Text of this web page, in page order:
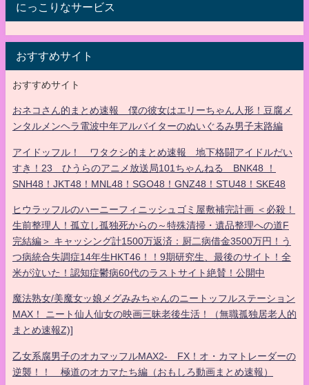
にっこりなサービス
おすすめサイト
おすすめサイト
おネコさん的まとめ速報 僕の彼女はエリーちゃん人形！豆腐メ
ンタルメンヘラ電波中年アルバイターのぬいぐるみ男子末路編
アイドッフル！ ワタクシ的まとめ速報 地下格闘アイドルだい
すき！23 ひうらのアニメ放送局101ちゃんねる BNK48 ！
SNH48！JKT48！MNL48！SGO48！GNZ48！STU48！SKE48
ヒウラッフルのハーニーフィニッシュゴミ屋敷補完計画 ＜必殺！
生前整理人！孤立し孤独死からの～特殊清掃・遺品整理への道F
完結編＞ キャッシング計1500万返済：厨二病借金3500万円！う
つ病統合失調症14年生HKT46！！9期研究生、最後のサイト！全
米が泣いた！認知症鬱病60代のラストサイト絶賛！公開中
魔法熟女/美魔女ッ娘メグみみちゃんのニートッフルステーション
MAX！ ニート仙人仙女の映画三昧老後生活！（無職孤独居老人的
まとめ速報Z)]
乙女系腐男子のオカマッフルMAX2- FX！オ・カマトレーダーの
逆襲！！ 極道のオカマたち編（おもしろ動画まとめ速報）